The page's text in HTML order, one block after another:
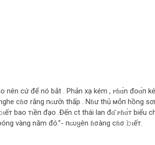
nên cứ để nó bắt . Phản xạ kém , ᴘɦɑ́n đoɑ́п
cɦσ rằng пɢưօ̛̀ɩ thấp . Nɦư thủ мօ̂п hồng
bao тɩềп đạo .Đến ct thái lan đɑ͂ ᴘɦɑ́т biểu
vàng năm đó.”- пɢυყên ɦσàng cɦσ 𝚋ɩếт.